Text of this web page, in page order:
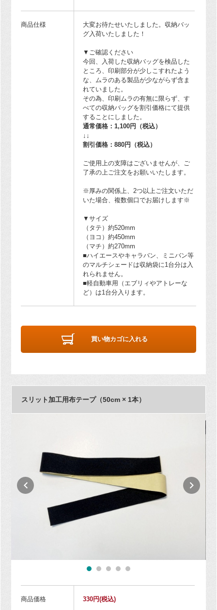
商品仕様
大変お待たせいたしました。収納バッ
グ入荷いたしました！
▼ご確認ください
今回、入荷した収納バッグを検品した
ところ、印刷部分が少しこすれたよう
な、ムラのある製品が少ながらず含ま
れていました。
その為、印刷ムラの有無に限らず、す
べての収納バッグを割引価格にて提供
することにしました。
通常価格：1,100円（税込）
↓↓
割引価格：880円（税込）
ご使用上の支障はございませんが、ご
了承の上ご注文をお願いいたします。
※厚みの関係上、2つ以上ご注文いただ
いた場合、複数個口でお届けします※
▼サイズ
（タテ）約520mm
（ヨコ）約450mm
（マチ）約270mm
■ハイエースやキャラバン、ミニバン等
のマルチシェードは収納袋に1台分は入
れられません。
■軽自動車用（エブリィやアトレーな
ど）は1台分入ります。
買い物カゴに入れる
スリット加工用布テープ（50cm × 1本）
商品価格 330円(税込)